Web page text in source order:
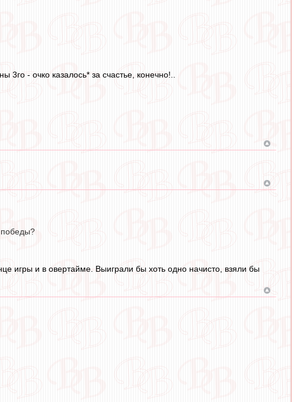
- очко казалось* за счастье, конечно!..
победы?
игры и в овертайме. Выиграли бы хоть одно начисто, взяли бы